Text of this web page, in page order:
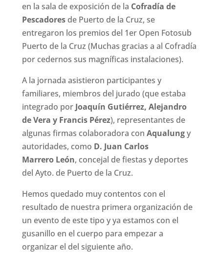
en la sala de exposición de la Cofradía de
Pescadoresde Puerto de la Cruz, se
entregaron los premios del 1er Open Fotosub
Puerto de la Cruz (Muchas gracias a al Cofradía
por cedernos sus magníficas instalaciones).
A la jornada asistieron participantes y
familiares, miembros del jurado (que estaba
integrado por Joaquín Gutiérrez, Alejandro
de Vera y Francis Pérez), representantes de
algunas firmas colaboradora con Aqualungy
autoridades, como D. Juan Carlos
Marrero León, concejal de fiestas y deportes
del Ayto. de Puerto de la Cruz.
Hemos quedado muy contentos con el
resultado de nuestra primera organización de
un evento de este tipo y ya estamos con el
gusanillo en el cuerpo para empezar a
organizar el del siguiente año.